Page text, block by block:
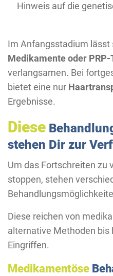
Hinweis auf die
Im Anfangsstadium lässt
Medikamente oder
verlangsamen. Bei
bietet eine nur
Ergebnisse.
Diese
stehen Dir zur
Um das Fortschreiten zu
stoppen, stehen
Diese reichen von
alternative Methoden bis
Eingriffen.
Medikamentöse